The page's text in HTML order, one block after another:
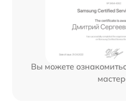
Вы можете